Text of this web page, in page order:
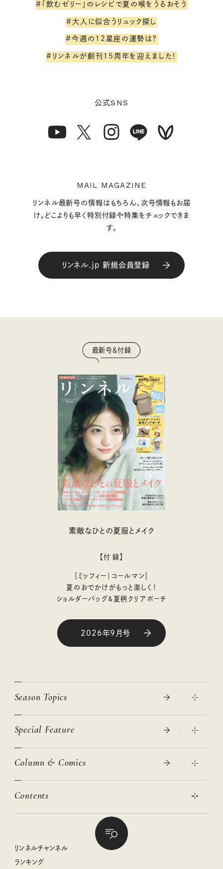
#「飲むゼリー」のレシピで夏の喉をうるおそう
#大人に似合うリュック探し
#今週の12星座の運勢は？
#リンネルが創刊15周年を迎えました！
公式SNS
MAIL MAGAZINE
リンネル最新号の情報はもちろん、次号情報もお届
け。どこよりも早く特別付録や特集をチェックできま
す。
リンネル.jp 新規会員登録
最新号＆付録
素敵なひとの夏服とメイク
【付 録】
［ミッフィー｜コールマン］
夏のおでかけがもっと楽しく！
ショルダーバッグ&夏柄クリアポーチ
2026年9月号
Season Topics
真夏のひんやりグッズ 2026
ニトリ・イケア・無印良品で賢くおしゃれなインテリア
絶品、お餅レシピ大集合！
世界のサンタさんに会って来た！
クラフトビール案内
Special Feature
2026年春夏 トレンドファッションニュース
女子旅おすすめスポット 暮らすように心地いいリンネル旅ガイ
幸せな老後のための リンネルマネー講座
私の住むまち、好きな場所。LOCAL LIFE REPORT
リンネル 暮らしの道具大賞
ナチュラルメイクレッスン
Column & Comics
ぐれいさん
清水みさとの食いしんぼう寄り道サウナ
Contents
リンネルおしゃれファッションスナップ
リンネル暮らし部
リンネルチャンネル
リンネルチャンネル
ランキング